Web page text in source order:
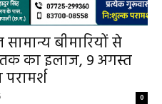
बीमारियों से
का इलाज, 9 अगस्त
0